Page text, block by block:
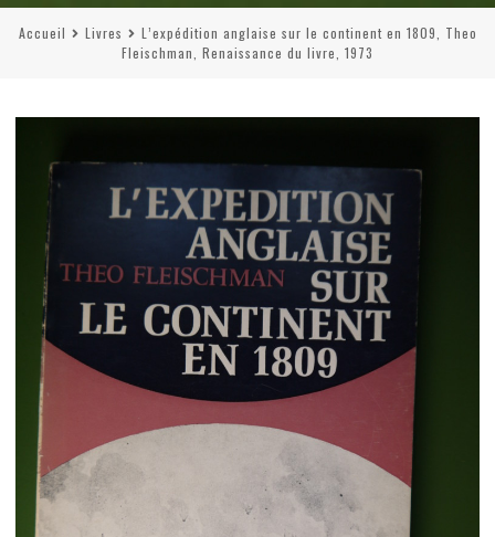
Accueil Livres
L’expédition anglaise sur le continent en 1809, Theo
Fleischman, Renaissance du livre, 1973